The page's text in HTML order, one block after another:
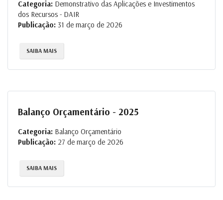
Categoria: Demonstrativo das Aplicações e Investimentos
dos Recursos - DAIR
Publicação: 31 de março de 2026
SAIBA MAIS
Balanço Orçamentário - 2025
Categoria: Balanço Orçamentário
Publicação: 27 de março de 2026
SAIBA MAIS